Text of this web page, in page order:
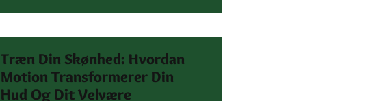
Træn Din Skønhed: Hvordan
Motion Transformerer Din
Hud Og Dit Velvære